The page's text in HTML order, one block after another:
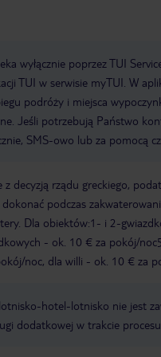
wyłącznie poprzez TUI
TUI w serwisie myTUI. W
podróży i miejsca
Jeśli potrzebują Państwo
SMS-owo lub za pomocą
decyzją rządu greckiego,
podczas
Dla obiektów:1- i 2-
- ok. 10 € za pokój/
noc, dla willi - ok. 10 € za
hotel-lotnisko nie jest
dodatkowej w trakcie